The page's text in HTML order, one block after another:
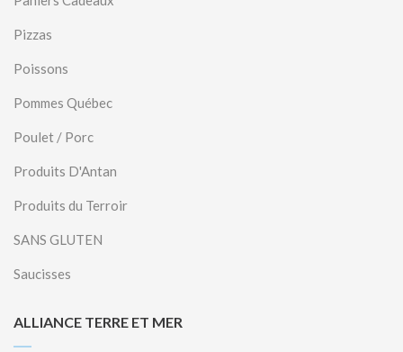
Pizzas
Poissons
Pommes Québec
Poulet / Porc
Produits D'Antan
Produits du Terroir
SANS GLUTEN
Saucisses
ALLIANCE TERRE ET MER